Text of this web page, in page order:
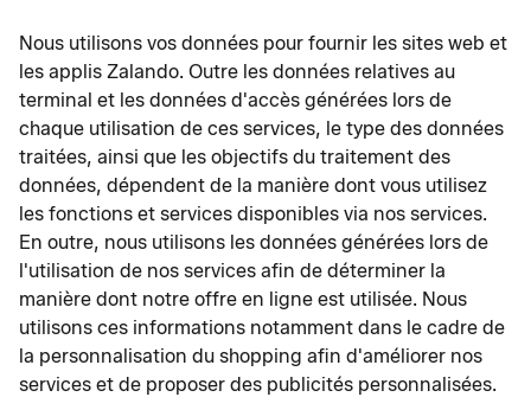
Nous utilisons vos données pour fournir les sites web et
les applis Zalando. Outre les données relatives au
terminal et les données d'accès générées lors de
chaque utilisation de ces services, le type des données
traitées, ainsi que les objectifs du traitement des
données, dépendent de la manière dont vous utilisez
les fonctions et services disponibles via nos services.
En outre, nous utilisons les données générées lors de
l'utilisation de nos services afin de déterminer la
manière dont notre offre en ligne est utilisée. Nous
utilisons ces informations notamment dans le cadre de
la personnalisation du shopping afin d'améliorer nos
services et de proposer des publicités personnalisées.